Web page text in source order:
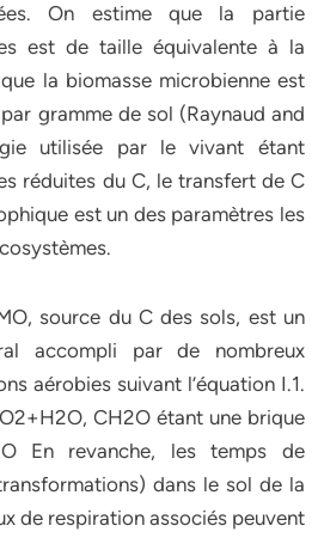
On estime que la partie
est de taille équivalente à la
la biomasse microbienne est
gramme de sol (Raynaud and
utilisée par le vivant étant
réduites du C, le transfert de C
est un des paramètres les
source du C des sols, est un
accompli par de nombreux
aérobies suivant l’équation I.1.
CH2O étant une brique
En revanche, les temps de
dans le sol de la
de respiration associés peuvent